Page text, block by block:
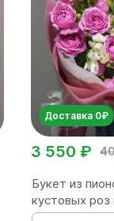
Доставка 0₽
3 550 ₽
Букет из
кустовых роз